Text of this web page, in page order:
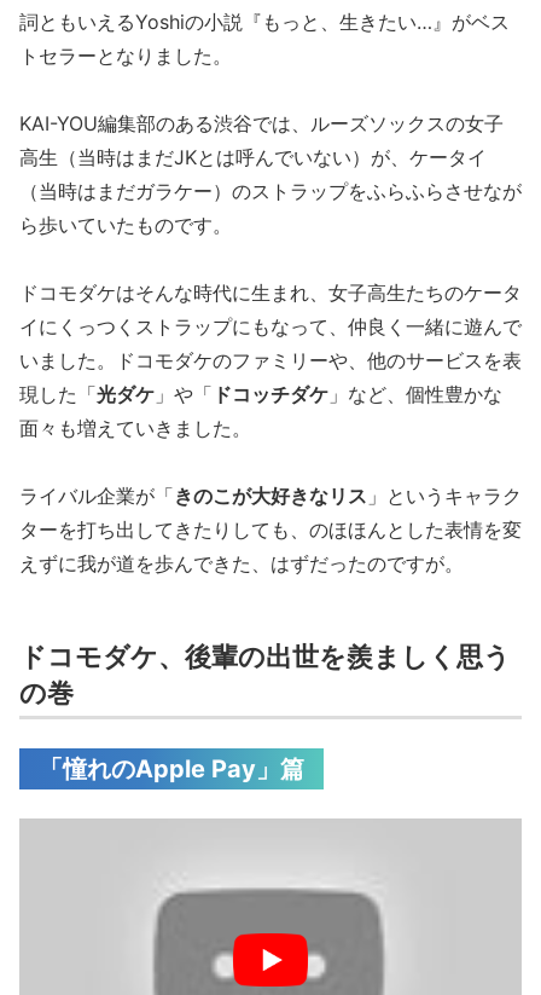
詞ともいえるYoshiの小説『もっと、生きたい…』がベス
トセラーとなりました。
KAI-YOU編集部のある渋谷では、ルーズソックスの女子
高生（当時はまだJKとは呼んでいない）が、ケータイ
（当時はまだガラケー）のストラップをふらふらさせなが
ら歩いていたものです。
ドコモダケはそんな時代に生まれ、女子高生たちのケータ
イにくっつくストラップにもなって、仲良く一緒に遊んで
いました。ドコモダケのファミリーや、他のサービスを表
現した「光ダケ 」や「 ドコッチダケ 」など、個性豊かな
面々も増えていきました。
ライバル企業が「きのこが大好きなリス 」というキャラク
ターを打ち出してきたりしても、のほほんとした表情を変
えずに我が道を歩んできた、はずだったのですが。
ドコモダケ、後輩の出世を羨ましく思う
の巻
「憧れのApple Pay」篇